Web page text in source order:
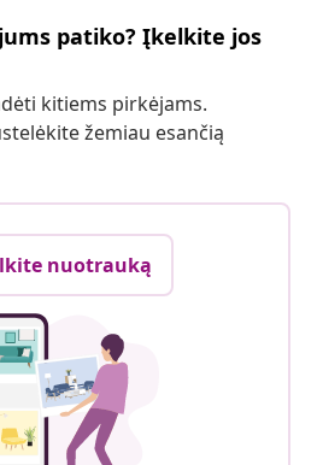
patiko? Įkelkite jos
kitiems pirkėjams.
žemiau esančią
nuotrauką